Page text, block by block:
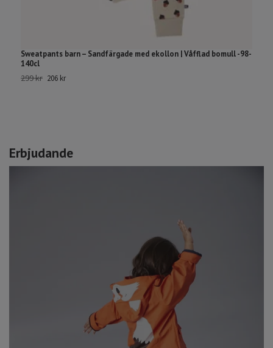
Erbjudande
Sweatpants barn – Sandfärgade med ekollon | Våfflad bomull -98-
140cl
299 kr 206 kr